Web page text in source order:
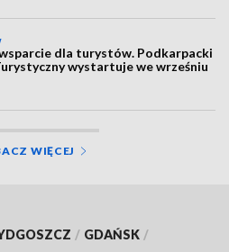
dla turystów. Podkarpacki
wystartuje we wrześniu
WIĘCEJ
/ GDAŃSK /